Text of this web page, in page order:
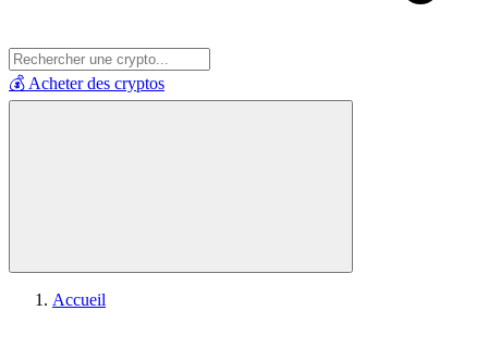
💰 Acheter des cryptos
Accueil